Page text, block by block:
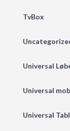
TvBox
Universal
Universal
Universal